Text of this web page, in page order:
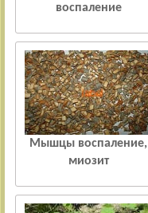
воспаление
Мышцы воспаление,
миозит